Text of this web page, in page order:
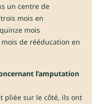
un centre de
mois en
mois
de rééducation en
l’amputation
pliée sur le côté, ils ont